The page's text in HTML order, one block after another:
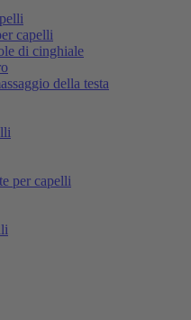
capelli
di cinghiale
della testa
per capelli